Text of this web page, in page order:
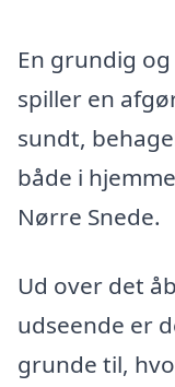
En grundig
spiller en
sundt,
både i
Nørre Snede.
Ud over det
udseende er
grunde til,